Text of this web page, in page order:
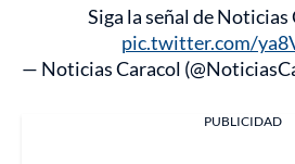
Siga la señal de
pic.twitter.com/
— Noticias Caracol
PUBLICIDAD